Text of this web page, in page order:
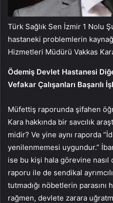
Türk Sağlık Sen İzmir 1 Nolu
hastaneki problemlerin
Hizmetleri Müdürü Vakkas
Ödemiş Devlet Hastanesi
Vefakar Çalışanları Başarılı
Müfettiş raporunda şifahen
Kara hakkında bir savcılık
midir? Ve yine aynı raporda
yenilenmemesi uygundur.”
ise bu kişi hala görevine
raporu ile de sendikal
tutmadığı nöbetlerin parasını
rağmen, devlete zarara